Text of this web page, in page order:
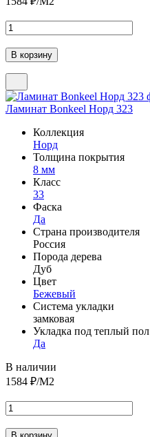
Ламинат Bonkeel Норд 323
Коллекция
Норд
Толщина покрытия
8 мм
Класс
33
Фаска
Да
Страна производителя
Россия
Порода дерева
Дуб
Цвет
Бежевый
Система укладки
замковая
Укладка под теплый пол
Да
В наличии
1584 ₽/М2